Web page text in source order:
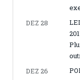
DEZ 28
DEZ 26